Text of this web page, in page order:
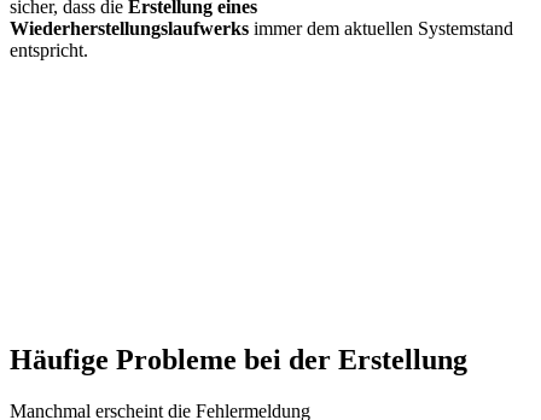
sicher, dass die Erstellung eines
Wiederherstellungslaufwerks immer dem aktuellen Systemstand
entspricht.​
Häufige Probleme bei der Erstellung
Manchmal erscheint die Fehlermeldung